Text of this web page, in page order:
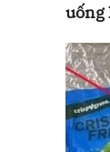
uống